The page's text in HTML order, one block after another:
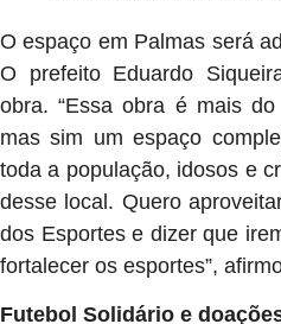
O espaço em Palmas será
O prefeito Eduardo
obra. “Essa obra é mais
mas sim um espaço
toda a população, idosos e
desse local. Quero
dos Esportes e dizer que
fortalecer os esportes”,
Futebol Solidário e